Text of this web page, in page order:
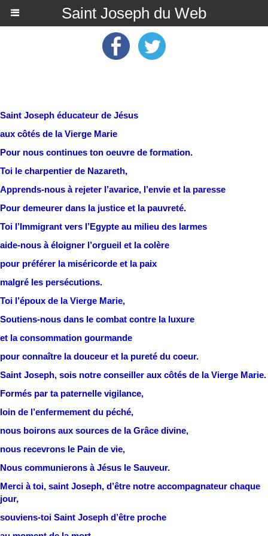
Saint Joseph du Web
Saint Joseph éducateur de Jésus
aux côtés de la Vierge Marie
Pour nous continues ton oeuvre de formation.
Toi le charpentier de Nazareth,
Apprends-nous à rejeter l’avarice, l’envie et la paresse
Pour demeurer dans la justice et la pauvreté.
Toi l’Immigrant vers l’Egypte au milieu des larmes
aide-nous à éloigner l’orgueil et la colère
pour préférer la miséricorde et la paix
malgré les persécutions.
Toi l’époux de la Vierge Marie,
Soutiens-nous dans le combat contre la luxure
et la consommation gourmande
pour connaître la douceur et la pureté du coeur.
Saint Joseph, sois notre conseiller aux côtés de la Vierge Marie.
Formés par ta paternelle vigilance,
loin de l’enfermement du péché,
nous boirons aux sources de la Grâce divine,
nous recevrons le Pain de vie,
Nous communierons à Jésus le Sauveur.
Merci à toi, saint Joseph, d’être notre accompagnateur chaque
jour,
souviens-toi Saint Joseph d’être proche